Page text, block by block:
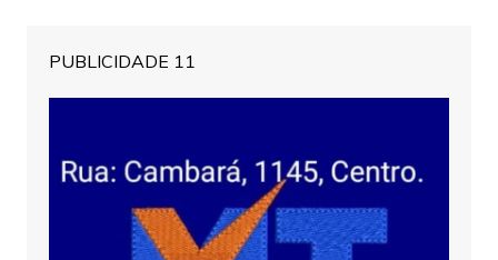
PUBLICIDADE 11